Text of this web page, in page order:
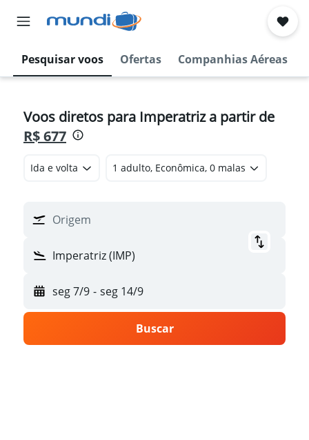
Pesquisar voos Ofertas Companhias Aéreas
Voos diretos para Imperatriz a partir de
R$ 677
Ida e volta 1 adulto, Econômica, 0 malas
Origem
Imperatriz (IMP)
seg 7/9 - seg 14/9
Buscar